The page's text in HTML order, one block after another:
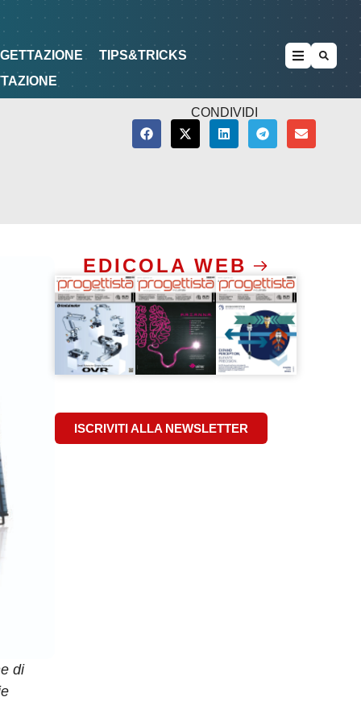
DI PROGETTAZIONE
TIPS&TRICKS
CONDIVIDI
di
EDICOLA WEB
ISCRIVITI ALLA NEWSLETTER